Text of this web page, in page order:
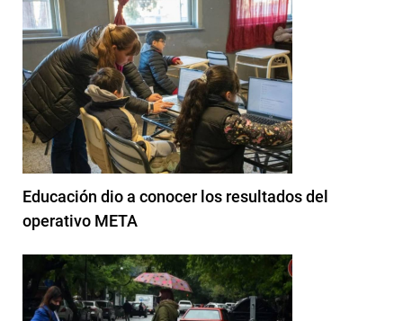
Educación dio a conocer los resultados del
operativo META